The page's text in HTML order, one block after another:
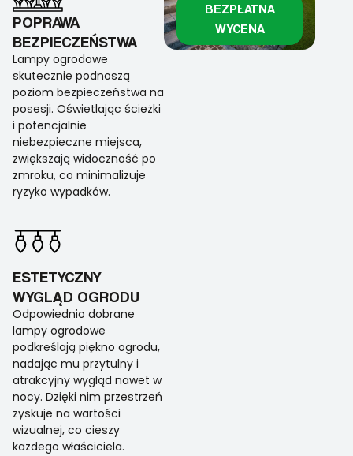
POPRAWA
BEZPIECZEŃSTWA
Lampy ogrodowe
skutecznie podnoszą
poziom bezpieczeństwa na
posesji. Oświetlając ścieżki
i potencjalnie
niebezpieczne miejsca,
zwiększają widoczność po
zmroku, co minimalizuje
ryzyko wypadków.
ESTETYCZNY
WYGLĄD OGRODU
Odpowiednio dobrane
lampy ogrodowe
podkreślają piękno ogrodu,
nadając mu przytulny i
atrakcyjny wygląd nawet w
nocy. Dzięki nim przestrzeń
zyskuje na wartości
wizualnej, co cieszy
każdego właściciela.
BEZPŁATNA
WYCENA